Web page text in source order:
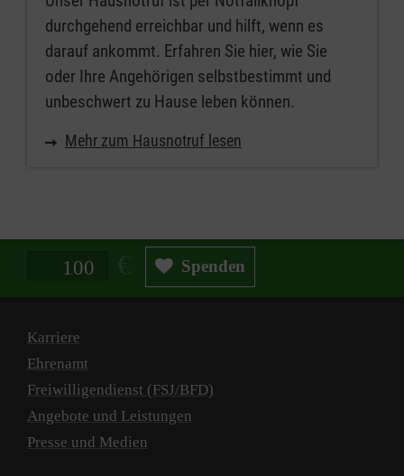
durchgehend erreichbar und hilft, wenn es
darauf ankommt. Erfahren Sie hier, wie Sie
oder Ihre Angehörigen selbstbestimmt und
unbeschwert zu Hause leben können.
Mehr zum Hausnotruf lesen
Spendenbetrag in Euro Spenden
Karriere
Ehrenamt
Freiwilligendienst (FSJ/BFD)
Angebote und Leistungen
Presse und Medien